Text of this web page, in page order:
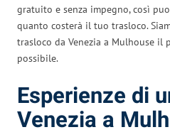
gratuito e senza impegno, così
quanto costerà il tuo trasloco.
trasloco da Venezia a Mulhouse il
possibile.
Esperienze di
Venezia a